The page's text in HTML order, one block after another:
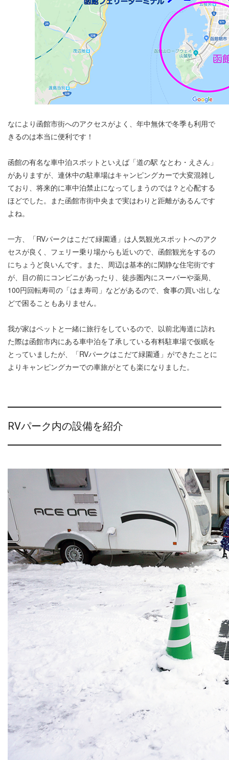
なにより函館市街へのアクセスがよく、年中無休で冬季も利用で
きるのは本当に便利です！
函館の有名な車中泊スポットといえば「道の駅 なとわ・えさん」
がありますが、連休中の駐車場はキャンピングカーで大変混雑し
ており、将来的に車中泊禁止になってしまうのでは？と心配する
ほどでした。また函館市街中央まで実はわりと距離があるんです
よね。
一方、「RVパークはこだて緑園通」は人気観光スポットへのアク
セスが良く、フェリー乗り場からも近いので、函館観光をするの
にちょうど良いんです。また、周辺は基本的に閑静な住宅街です
が、目の前にコンビニがあったり、徒歩圏内にスーパーや薬局、
100円回転寿司の「はま寿司」などがあるので、食事の買い出しな
どで困ることもありません。
我が家はペットと一緒に旅行をしているので、以前北海道に訪れ
た際は函館市内にある車中泊を了承している有料駐車場で仮眠を
とっていましたが、「RVパークはこだて緑園通」ができたことに
よりキャンピングカーでの車旅がとても楽になりました。
RVパーク内の設備を紹介